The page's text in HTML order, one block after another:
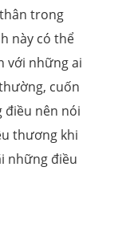
trong
này có thể
với những ai
cuốn
điều nên nói
thương khi
những điều